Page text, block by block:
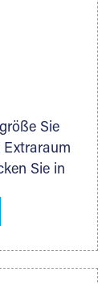
Sie
Extraraum
Sie in
–